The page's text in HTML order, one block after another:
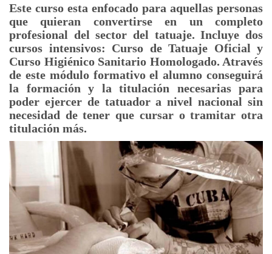
Este curso esta enfocado para aquellas personas
que quieran convertirse en un completo
profesional del sector del tatuaje. Incluye dos
cursos intensivos: Curso de Tatuaje Oficial y
Curso Higiénico Sanitario Homologado. Através
de este módulo formativo el alumno conseguirá
la formación y la titulación necesarias para
poder ejercer de tatuador a nivel nacional sin
necesidad de tener que cursar o tramitar otra
titulación más.